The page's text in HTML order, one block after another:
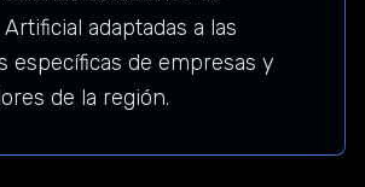
adaptadas a las
específicas de empresas y
de la región.